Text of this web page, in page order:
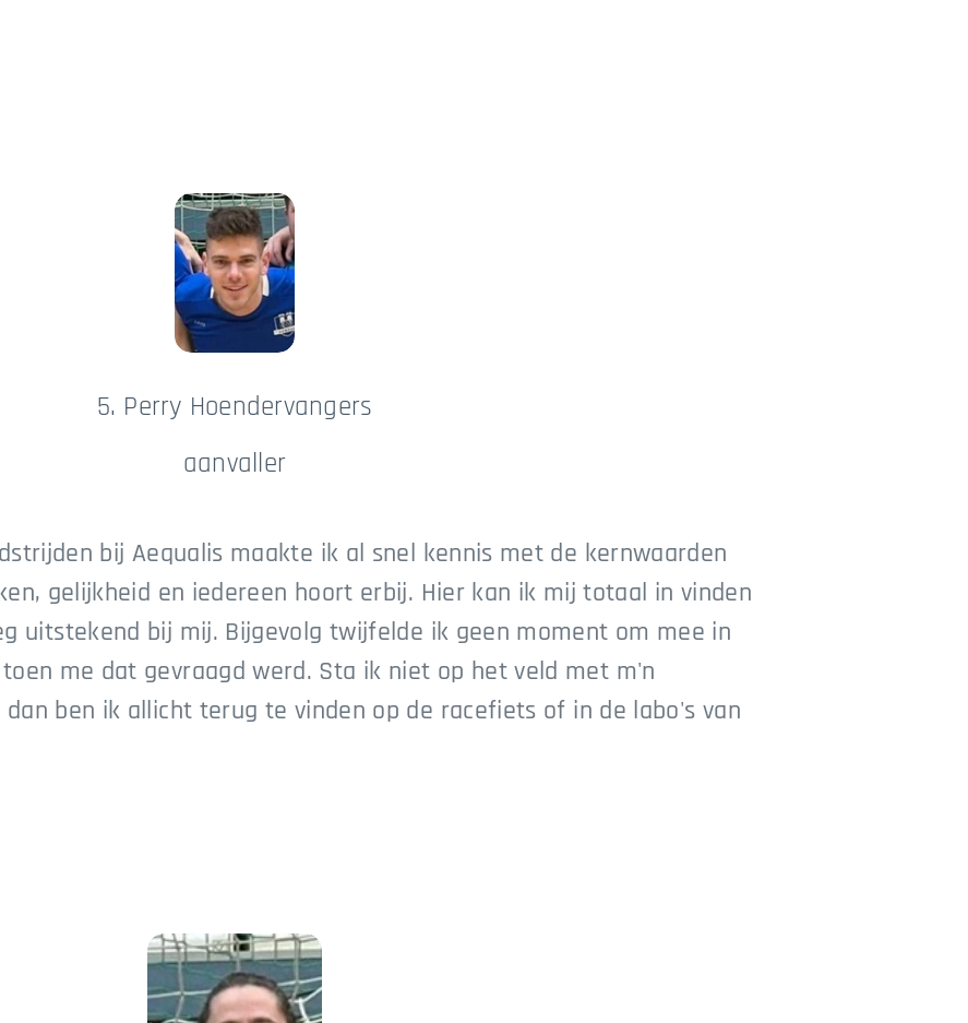
5. Perry Hoendervangers
aanvaller
bij Aequalis maakte ik al snel kennis met de kernwaarden
gelijkheid en iedereen hoort erbij. Hier kan ik mij totaal in vinden
uitstekend bij mij. Bijgevolg twijfelde ik geen moment om mee in
me dat gevraagd werd. Sta ik niet op het veld met m'n
ben ik allicht terug te vinden op de racefiets of in de labo's van